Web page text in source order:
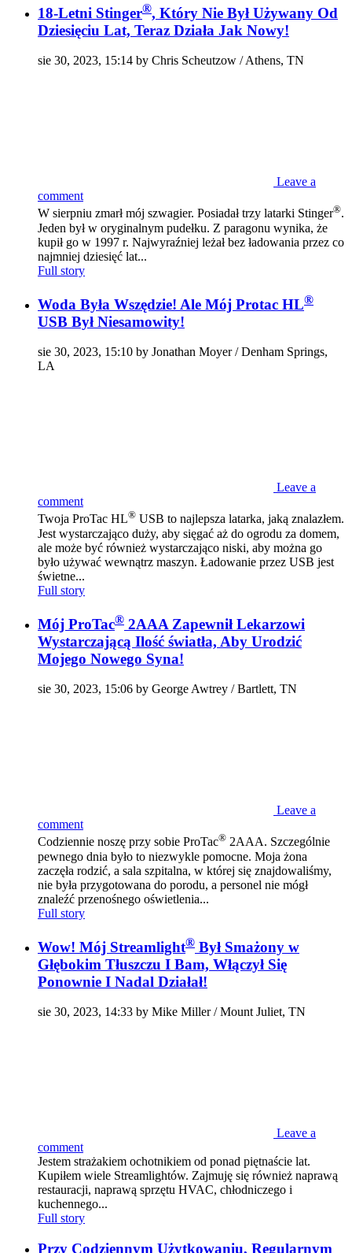
18-Letni Stinger®, Który Nie Był Używany Od
Dziesięciu Lat, Teraz Działa Jak Nowy!
sie 30, 2023, 15:14 by Chris Scheutzow / Athens, TN
Leave a
comment
W sierpniu zmarł mój szwagier. Posiadał trzy latarki Stinger®.
Jeden był w oryginalnym pudełku. Z paragonu wynika, że ​​
kupił go w 1997 r. Najwyraźniej leżał bez ładowania przez co
najmniej dziesięć lat...
Full story
Woda Była Wszędzie! Ale Mój Protac HL®
USB Był Niesamowity!
sie 30, 2023, 15:10 by Jonathan Moyer / Denham Springs,
LA
Leave a
comment
Twoja ProTac HL® USB to najlepsza latarka, jaką znalazłem.
Jest wystarczająco duży, aby sięgać aż do ogrodu za domem,
ale może być również wystarczająco niski, aby można go
było używać wewnątrz maszyn. Ładowanie przez USB jest
świetne...
Full story
Mój ProTac® 2AAA Zapewnił Lekarzowi
Wystarczającą Ilość światła, Aby Urodzić
Mojego Nowego Syna!
sie 30, 2023, 15:06 by George Awtrey / Bartlett, TN
Leave a
comment
Codziennie noszę przy sobie ProTac® 2AAA. Szczególnie
pewnego dnia było to niezwykle pomocne. Moja żona
zaczęła rodzić, a sala szpitalna, w której się znajdowaliśmy,
nie była przygotowana do porodu, a personel nie mógł
znaleźć przenośnego oświetlenia...
Full story
Wow! Mój Streamlight® Był Smażony w
Głębokim Tłuszczu I Bam, Włączył Się
Ponownie I Nadal Działał!
sie 30, 2023, 14:33 by Mike Miller / Mount Juliet, TN
Leave a
comment
Jestem strażakiem ochotnikiem od ponad piętnaście lat.
Kupiłem wiele Streamlightów. Zajmuję się również naprawą
restauracji, naprawą sprzętu HVAC, chłodniczego i
kuchennego...
Full story
Przy Codziennym Użytkowaniu, Regularnym